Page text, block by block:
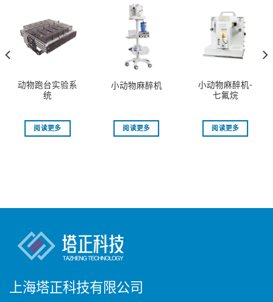
动物跑台实验系
统
阅读更多
小动物麻醉机
阅读更多
小动物麻醉机-
七氟烷
阅读更多
上海塔正科技有限公司